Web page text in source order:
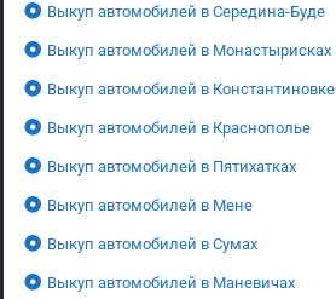
Выкуп автомобилей в Середина-Буде
Выкуп автомобилей в Монастырисках
Выкуп автомобилей в Константиновке
Выкуп автомобилей в Краснополье
Выкуп автомобилей в Пятихатках
Выкуп автомобилей в Мене
Выкуп автомобилей в Сумах
Выкуп автомобилей в Маневичах